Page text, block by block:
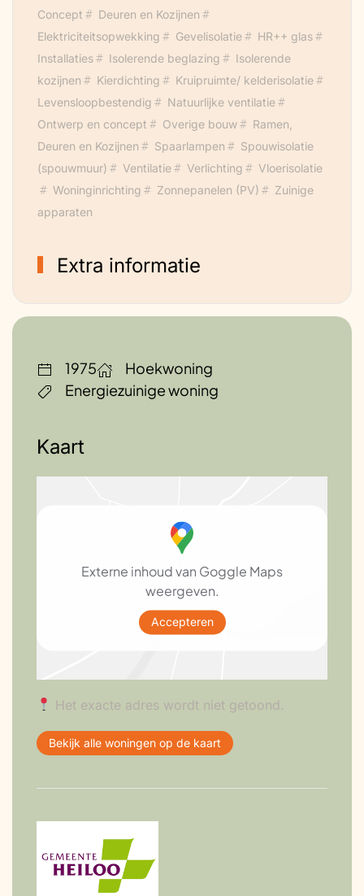
Concept
Deuren en Kozijnen
Elektriciteitsopwekking
Gevelisolatie
HR++ glas
Installaties
Isolerende beglazing
Isolerende
kozijnen
Kierdichting
Kruipruimte/ kelderisolatie
Levensloopbestendig
Natuurlijke ventilatie
Ontwerp en concept
Overige bouw
Ramen,
Deuren en Kozijnen
Spaarlampen
Spouwisolatie
(spouwmuur)
Ventilatie Verlichting
Vloerisolatie
Woninginrichting
Zonnepanelen (PV)
Zuinige
apparaten
Extra informatie
1975
Hoekwoning
Energiezuinige woning
Kaart
Externe inhoud van Goggle Maps
weergeven.
Accepteren
Het exacte adres wordt niet getoond.
Bekijk alle woningen op de kaart